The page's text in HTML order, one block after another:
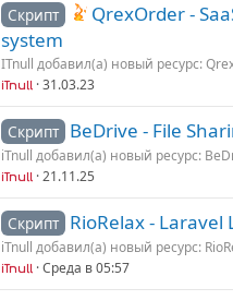
Скрипт
QrexOrder -
system
ITnull добавил(а) новый ресурс:
iTnull 31.03.23
Скрипт BeDrive - File
iTnull добавил(а) новый ресурс:
iTnull 21.11.25
Скрипт RioRelax -
iTnull добавил(а) новый ресурс:
iTnull Среда в 05:57